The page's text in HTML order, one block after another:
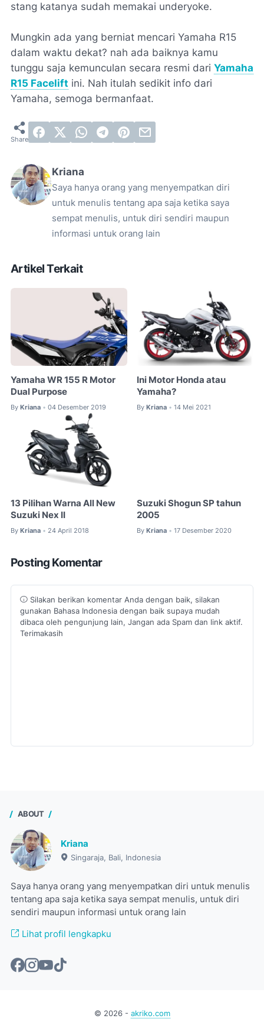
stang katanya sudah memakai underyoke.
Mungkin ada yang berniat mencari Yamaha R15
dalam waktu dekat? nah ada baiknya kamu
tunggu saja kemunculan secara resmi dari Yamaha
R15 Facelift ini. Nah itulah sedikit info dari
Yamaha, semoga bermanfaat.
Kriana
Saya hanya orang yang menyempatkan diri
untuk menulis tentang apa saja ketika saya
sempat menulis, untuk diri sendiri maupun
informasi untuk orang lain
Artikel Terkait
Yamaha WR 155 R Motor
Dual Purpose
By Kriana • 04 Desember 2019
Ini Motor Honda atau
Yamaha?
By Kriana • 14 Mei 2021
13 Pilihan Warna All New
Suzuki Nex II
By Kriana • 24 April 2018
Suzuki Shogun SP tahun
2005
By Kriana • 17 Desember 2020
Posting Komentar
Silakan berikan komentar Anda dengan baik, silakan
gunakan Bahasa Indonesia dengan baik supaya mudah
dibaca oleh pengunjung lain, Jangan ada Spam dan link aktif.
Terimakasih
ABOUT
Kriana
Singaraja, Bali, Indonesia
Saya hanya orang yang menyempatkan diri untuk menulis
tentang apa saja ketika saya sempat menulis, untuk diri
sendiri maupun informasi untuk orang lain
Lihat profil lengkapku
© 2026- akriko.com